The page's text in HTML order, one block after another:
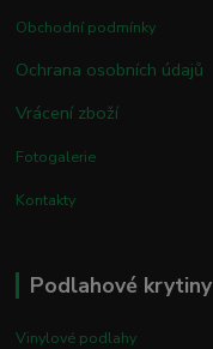
Obchodní podmínky
Ochrana osobních údajů
Vrácení zboží
Fotogalerie
Kontakty
Podlahové krytiny
Vinylové podlahy